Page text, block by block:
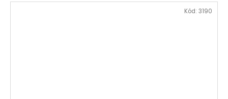
Kód: 3190